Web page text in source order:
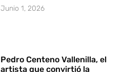
Junio 1, 2026
Pedro Centeno Vallenilla, el
artista que convirtió la